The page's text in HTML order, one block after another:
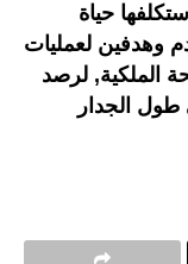
حياة
وهدفين لعمليات
الملكية, لرصد
طول الجدار